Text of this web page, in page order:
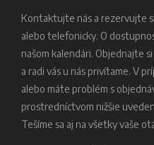
Kontaktujte nás a rezervujte
alebo telefonicky. O
našom kalendári. Objednajte
a radi vás u nás privítame. V
alebo máte problém s
prostredníctvom nižšie
Tešíme sa aj na všetky vaše